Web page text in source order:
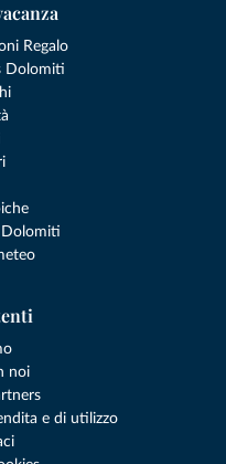
Regalo
Dolomiti
Dolomiti
noi
e di utilizzo